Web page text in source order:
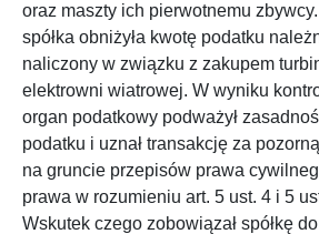
oraz maszty ich pierwotnemu
spółka obniżyła kwotę podatku
naliczony w związku z zakupem
elektrowni wiatrowej. W wyniku
organ podatkowy podważył
podatku i uznał transakcję za
na gruncie przepisów prawa
prawa w rozumieniu art. 5 ust. 4 i 5
Wskutek czego zobowiązał spółkę